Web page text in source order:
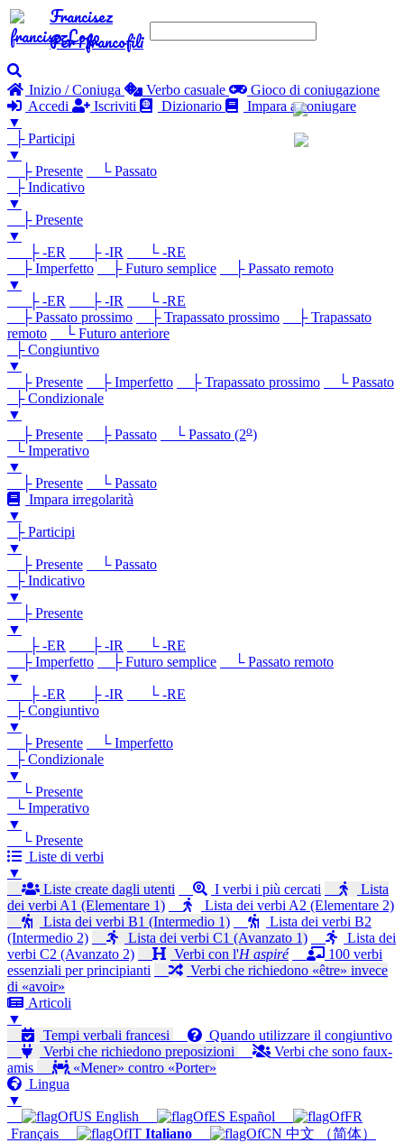
Francisez
Per i francofili
Inizio / Coniuga Verbo casuale
Gioco di coniugazione
Accedi
Iscriviti Dizionario
Impara a coniugare
▼
├ Participi
▼
├ Presente
└ Passato
├ Indicativo
▼
├ Presente
▼
├ -ER
├ -IR
└ -RE
├ Imperfetto
├ Futuro semplice
├ Passato remoto
▼
├ -ER
├ -IR
└ -RE
├ Passato prossimo
├ Trapassato prossimo
├ Trapassato
remoto
└ Futuro anteriore
├ Congiuntivo
▼
├ Presente
├ Imperfetto ├ Trapassato prossimo
└ Passato
├ Condizionale
▼
├ Presente
├ Passato └ Passato (2o)
└ Imperativo
▼
├ Presente
└ Passato
Impara irregolarità
▼
├ Participi
▼
├ Presente
└ Passato
├ Indicativo
▼
├ Presente
▼
├ -ER
├ -IR
└ -RE
├ Imperfetto
├ Futuro semplice
└ Passato remoto
▼
├ -ER
├ -IR
└ -RE
├ Congiuntivo
▼
├ Presente
└ Imperfetto
├ Condizionale
▼
└ Presente
└ Imperativo
▼
└ Presente
Liste di verbi
▼
Liste create dagli utenti
I verbi i più cercati
Lista
dei verbi A1 (Elementare 1)
Lista dei verbi A2 (Elementare 2)
Lista dei verbi B1 (Intermedio 1)
Lista dei verbi B2
(Intermedio 2)
Lista dei verbi C1 (Avanzato 1)
Lista dei
verbi C2 (Avanzato 2)
Verbi con l'H aspiré
100 verbi
essenziali per principianti
Verbi che richiedono «être» invece
di «avoir»
Articoli
▼
Tempi verbali francesi
Quando utilizzare il congiuntivo
Verbi che richiedono preposizioni
Verbi che sono faux-
amis
«Mener» contro «Porter»
Lingua
▼
English
Español
Français
Italiano
中文 （简体）